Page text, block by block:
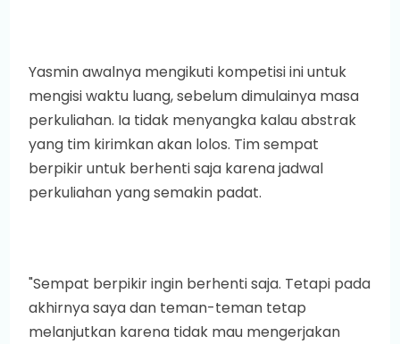
Yasmin awalnya mengikuti kompetisi ini untuk
mengisi waktu luang, sebelum dimulainya masa
perkuliahan. Ia tidak menyangka kalau abstrak
yang tim kirimkan akan lolos. Tim sempat
berpikir untuk berhenti saja karena jadwal
perkuliahan yang semakin padat.
"Sempat berpikir ingin berhenti saja. Tetapi pada
akhirnya saya dan teman-teman tetap
melanjutkan karena tidak mau mengerjakan